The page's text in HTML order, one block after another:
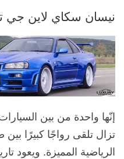
نيسان سكاي لاين جي تي
إنّها واحدة من بين
تزال تلقى رواجًا كبيرًا
الرياضية المميزة. ويعود